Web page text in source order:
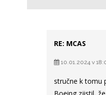
RE: MCAS
10.01.2024 v
stručne k tomu